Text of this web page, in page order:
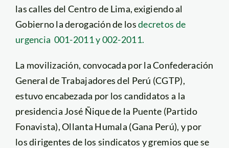
las calles del Centro de Lima, exigiendo al
Gobierno la derogación de losdecretos de
urgencia 001-2011 y 002-2011.
La movilización, convocada por la Confederación
General de Trabajadores del Perú (CGTP),
estuvo encabezada por los candidatos a la
presidencia José Ñique de la Puente (Partido
Fonavista), Ollanta Humala (Gana Perú), y por
los dirigentes de los sindicatos y gremios que se